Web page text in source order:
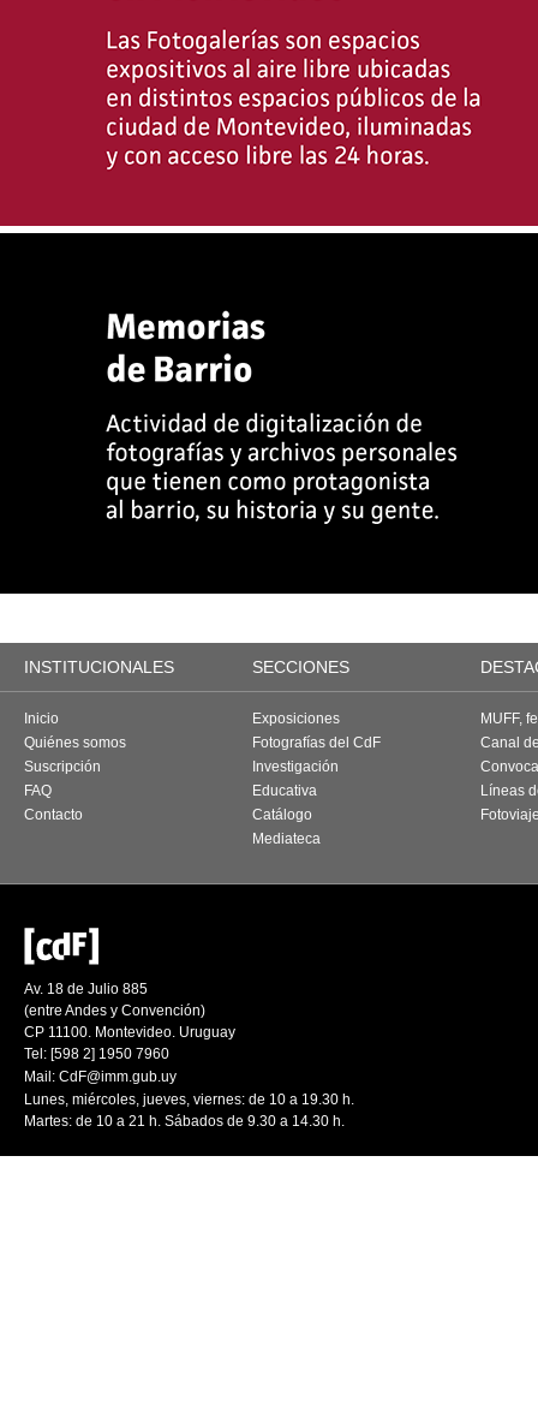
INSTITUCIONALES SECCIONES
Inicio
Quiénes somos
Suscripción
FAQ
Contacto
Exposiciones
Fotografías del CdF
Investigación
Educativa
Catálogo
Mediateca
MUFF,
Canal
Líneas
Av. 18 de Julio 885
(entre Andes y Convención)
CP 11100. Montevideo. Uruguay
Tel: [598 2] 1950 7960
Mail: CdF@imm.gub.uy
Lunes, miércoles, jueves, viernes: de 10 a 19.30 h.
Martes: de 10 a 21 h. Sábados de 9.30 a 14.30 h.